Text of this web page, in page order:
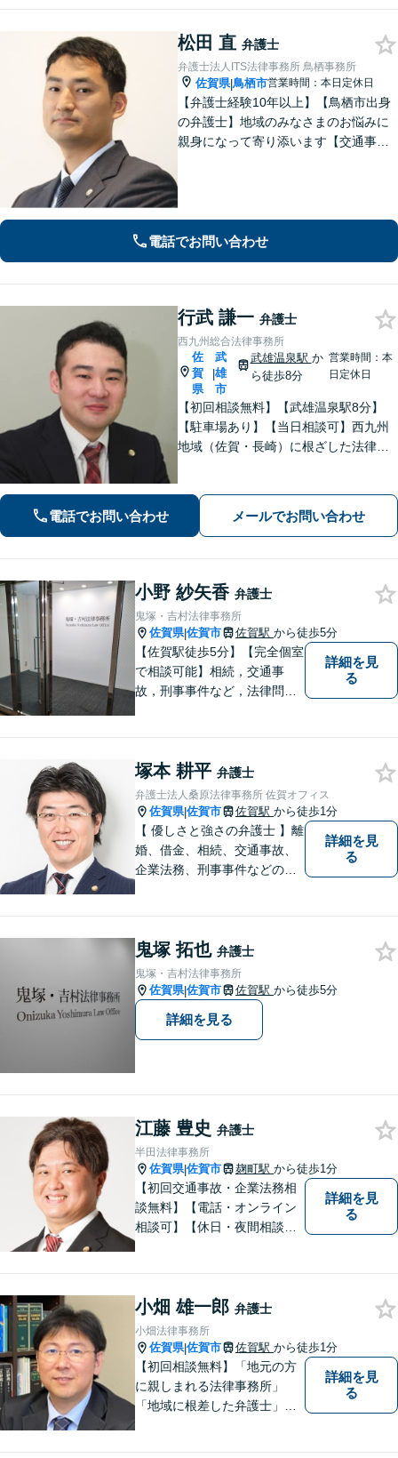
松田 直 弁護士
弁護士法人ITS法律事務所 鳥栖事務所
佐賀県|鳥栖市営業時間：本日定休日
【弁護士経験10年以上】【鳥栖市出身
の弁護士】地域のみなさまのお悩みに
親身になって寄り添います【交通事
ブルに対応【初回のご相談30分無料】
電話でお問い合わせ
行武 謙一 弁護士
西九州総合法律事務所
佐
賀
県
|
武
雄
市
武雄温泉駅 か
ら徒歩8分
営業時間：本
日定休日
【初回相談無料】【武雄温泉駅8分】
【駐車場あり】【当日相談可】西九州
地域（佐賀・長崎）に根ざした法律事
親しみやすい弁護士として、あなたの
お悩みをしっかり受け止めます！
電話でお問い合わせ メールでお問い合わせ
小野 紗矢香 弁護士
鬼塚・吉村法律事務所
佐賀県|佐賀市 佐賀駅 から徒歩5分
【佐賀駅徒歩5分】【完全個室
で相談可能】相続，交通事
故，刑事事件など，法律問題
お持ち帰りいただけるよう，
全力を尽くします。
詳細を見
る
塚本 耕平 弁護士
弁護士法人桑原法律事務所 佐賀オフィス
佐賀県|佐賀市 佐賀駅 から徒歩1分
【 優しさと強さの弁護士 】離
婚、借金、相続、交通事故、
企業法務、刑事事件などのご
なリーガルサービスを提供い
たします。
詳細を見
る
鬼塚 拓也 弁護士
鬼塚・吉村法律事務所
佐賀県|佐賀市 佐賀駅 から徒歩5分
詳細を見る
江藤 豊史 弁護士
半田法律事務所
佐賀県|佐賀市 麹町駅 から徒歩1分
【初回交通事故・企業法務相
談無料】【電話・オンライン
相談可】【休日・夜間相談
詳細を見
る
小畑 雄一郎 弁護士
小畑法律事務所
佐賀県|佐賀市 佐賀駅 から徒歩1分
【初回相談無料】「地元の方
に親しまれる法律事務所」
「地域に根差した弁護士」を
詳細を見
る